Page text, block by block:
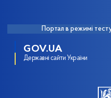
Портал в режимі
GOV.UA
Державні сайти України